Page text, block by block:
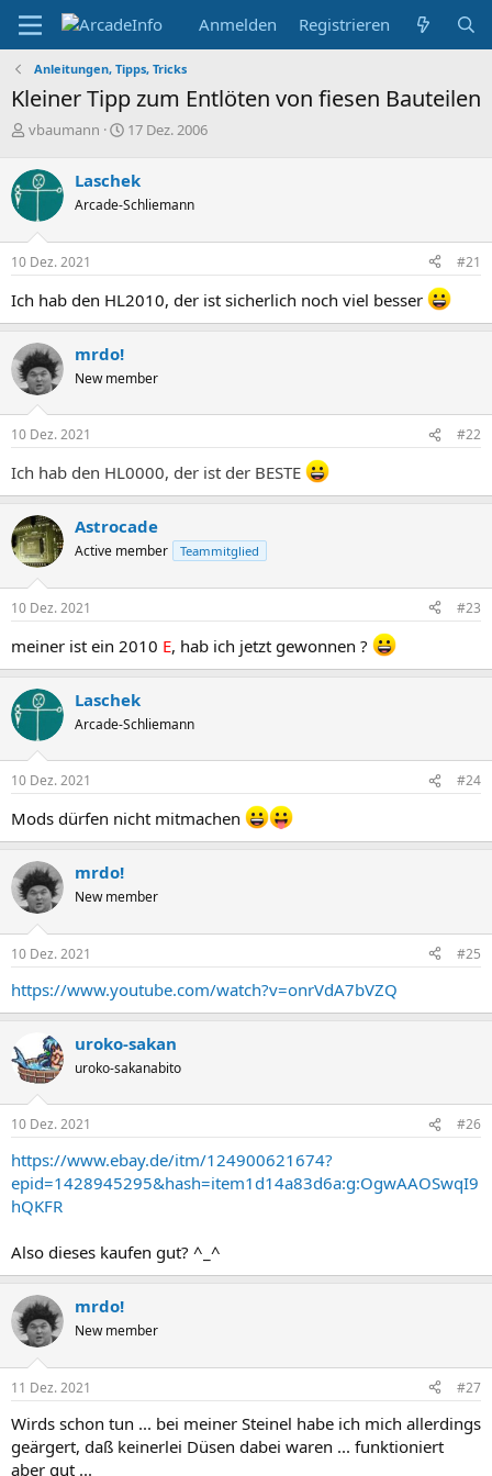
Anmelden Registrieren
Anleitungen, Tipps, Tricks
Kleiner Tipp zum Entlöten von fiesen Bauteilen
E
s
t
l
l
e
vbaumann
E
t
e
l
m
17 Dez. 2006
Laschek
Arcade-Schliemann
10 Dez. 2021 #21
Ich hab den HL2010, der ist sicherlich noch viel besser
mrdo!
New member
10 Dez. 2021 #22
Ich hab den HL0000, der ist der BESTE
Astrocade
Active member Teammitglied
10 Dez. 2021 #23
meiner ist ein 2010 E, hab ich jetzt gewonnen ?
Laschek
Arcade-Schliemann
10 Dez. 2021 #24
Mods dürfen nicht mitmachen
mrdo!
New member
10 Dez. 2021 #25
https://www.youtube.com/watch?v=onrVdA7bVZQ
uroko-sakan
uroko-sakanabito
10 Dez. 2021 #26
https://www.ebay.de/itm/124900621674?
epid=1428945295&hash=item1d14a83d6a:g:OgwAAOSwqI9
hQKFR
Also dieses kaufen gut? ^_^
mrdo!
New member
11 Dez. 2021 #27
Wirds schon tun ... bei meiner Steinel habe ich mich allerdings
geärgert, daß keinerlei Düsen dabei waren ... funktioniert
aber gut ...